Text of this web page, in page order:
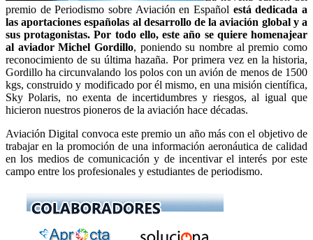
premio de Periodismo sobre Aviación en Español está dedicada a
las aportaciones españolas al desarrollo de la aviación global y a
sus protagonistas. Por todo ello, este año se quiere homenajear
al aviador Michel Gordillo, poniendo su nombre al premio como
reconocimiento de su última hazaña. Por primera vez en la historia,
Gordillo ha circunvalando los polos con un avión de menos de 1500
kgs, construido y modificado por él mismo, en una misión científica,
Sky Polaris, no exenta de incertidumbres y riesgos, al igual que
hicieron nuestros pioneros de la aviación hace décadas.
Aviación Digital convoca este premio un año más con el objetivo de
trabajar en la promoción de una información aeronáutica de calidad
en los medios de comunicación y de incentivar el interés por este
campo entre los profesionales y estudiantes de periodismo.